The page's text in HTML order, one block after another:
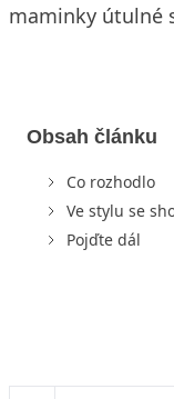
maminky útulné
Obsah článku
Co rozhodlo
Ve stylu se
Pojďte dál